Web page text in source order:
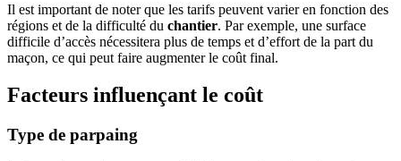
Il est important de noter que les tarifs peuvent varier en fonction des
régions et de la difficulté du chantier. Par exemple, une surface
difficile d’accès nécessitera plus de temps et d’effort de la part du
maçon, ce qui peut faire augmenter le coût final.
Facteurs influençant le coût
Type de parpaing